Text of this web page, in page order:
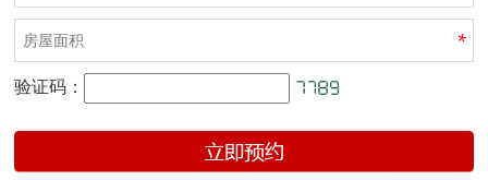
*
验证码：